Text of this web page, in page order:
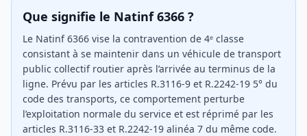
Que signifie le Natinf 6366 ?
Le Natinf 6366 vise la contravention de 4ᵉ classe
consistant à se maintenir dans un véhicule de transport
public collectif routier après l’arrivée au terminus de la
ligne. Prévu par les articles R.3116-9 et R.2242-19 5° du
code des transports, ce comportement perturbe
l’exploitation normale du service et est réprimé par les
articles R.3116-33 et R.2242-19 alinéa 7 du même code.